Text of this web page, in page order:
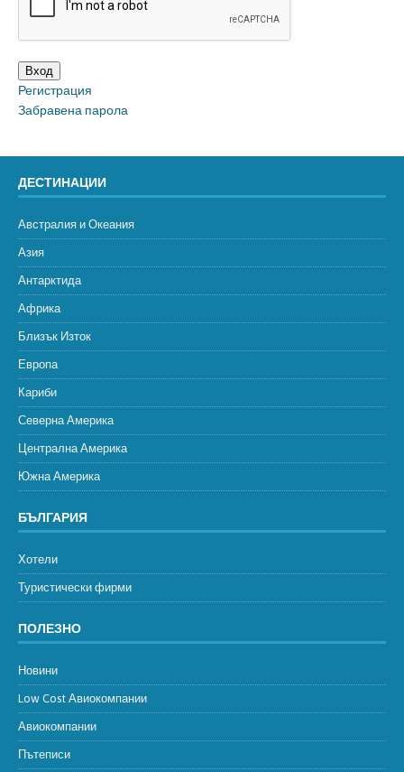
Вход
Регистрация
Забравена парола
ДЕСТИНАЦИИ
Австралия и Океания
Азия
Антарктида
Африка
Близък Изток
Европа
Кариби
Северна Америка
Централна Америка
Южна Америка
БЪЛГАРИЯ
Хотели
Туристически фирми
ПОЛЕЗНО
Новини
Low Cost Авиокомпании
Авиокомпании
Пътеписи